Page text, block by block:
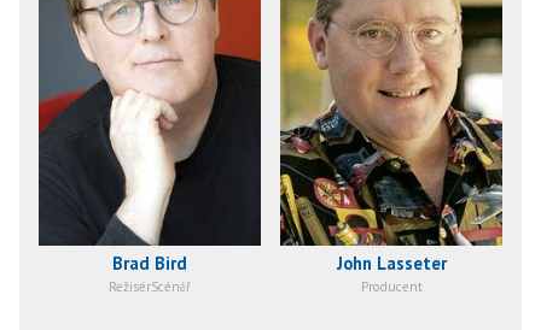
Brad Bird
RežisérScénář
John Lasseter
Producent